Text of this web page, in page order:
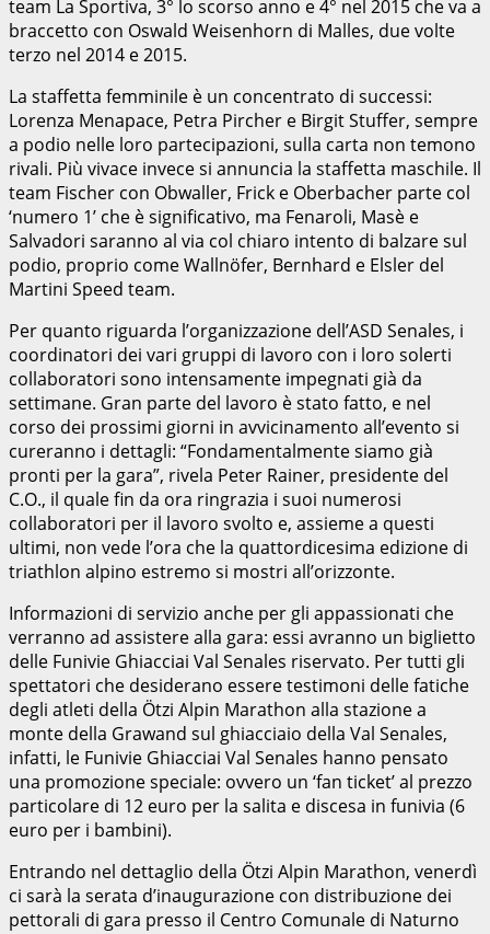
team La Sportiva, 3° lo scorso anno e 4° nel 2015 che va a
braccetto con Oswald Weisenhorn di Malles, due volte
terzo nel 2014 e 2015.
La staffetta femminile è un concentrato di successi:
Lorenza Menapace, Petra Pircher e Birgit Stuffer, sempre
a podio nelle loro partecipazioni, sulla carta non temono
rivali. Più vivace invece si annuncia la staffetta maschile. Il
team Fischer con Obwaller, Frick e Oberbacher parte col
‘numero 1’ che è significativo, ma Fenaroli, Masè e
Salvadori saranno al via col chiaro intento di balzare sul
podio, proprio come Wallnöfer, Bernhard e Elsler del
Martini Speed team.
Per quanto riguarda l’organizzazione dell’ASD Senales, i
coordinatori dei vari gruppi di lavoro con i loro solerti
collaboratori sono intensamente impegnati già da
settimane. Gran parte del lavoro è stato fatto, e nel
corso dei prossimi giorni in avvicinamento all’evento si
cureranno i dettagli: “Fondamentalmente siamo già
pronti per la gara”, rivela Peter Rainer, presidente del
C.O., il quale fin da ora ringrazia i suoi numerosi
collaboratori per il lavoro svolto e, assieme a questi
ultimi, non vede l’ora che la quattordicesima edizione di
triathlon alpino estremo si mostri all’orizzonte.
Informazioni di servizio anche per gli appassionati che
verranno ad assistere alla gara: essi avranno un biglietto
delle Funivie Ghiacciai Val Senales riservato. Per tutti gli
spettatori che desiderano essere testimoni delle fatiche
degli atleti della Ötzi Alpin Marathon alla stazione a
monte della Grawand sul ghiacciaio della Val Senales,
infatti, le Funivie Ghiacciai Val Senales hanno pensato
una promozione speciale: ovvero un ‘fan ticket’ al prezzo
particolare di 12 euro per la salita e discesa in funivia (6
euro per i bambini).
Entrando nel dettaglio della Ötzi Alpin Marathon, venerdì
ci sarà la serata d’inaugurazione con distribuzione dei
pettorali di gara presso il Centro Comunale di Naturno